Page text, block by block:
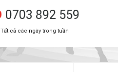
0703 892 559
Tất cả các ngày trong tuần